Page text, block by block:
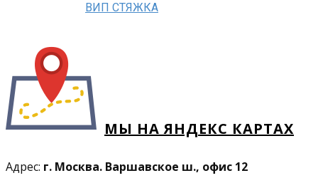
ВИП СТЯЖКА
МЫ НА ЯНДЕКС КАРТАХ
Адрес: г. Москва. Варшавское ш., офис 12